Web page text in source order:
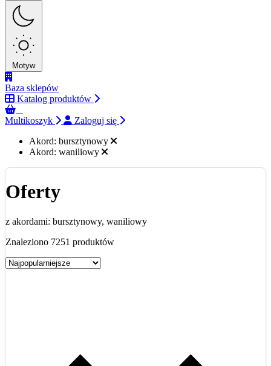
Motyw
Baza sklepów
Katalog produktów
Multikoszyk
Zaloguj się
Akord: bursztynowy
Akord: waniliowy
Oferty
z akordami: bursztynowy, waniliowy
Znaleziono 7251 produktów